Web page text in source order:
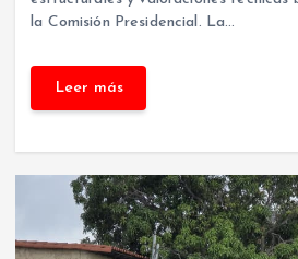
la Comisión Presidencial. La…